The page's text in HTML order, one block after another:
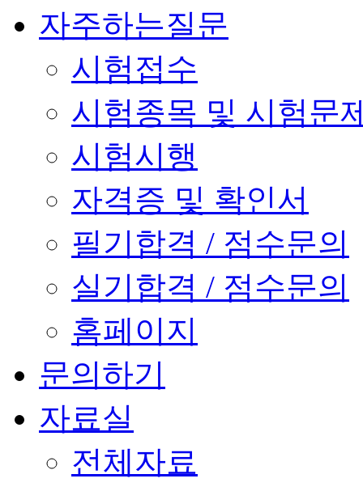
자주하는질문
시험접수
시험종목 및 시험문
시험시행
자격증 및 확인서
필기합격 / 점수문의
실기합격 / 점수문의
홈페이지
문의하기
자료실
전체자료